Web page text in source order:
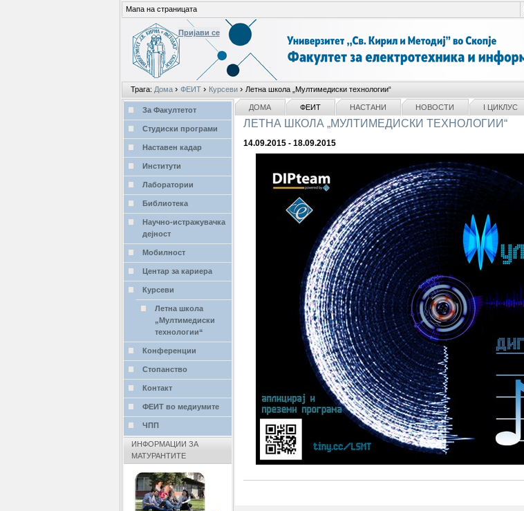
Лични
алати
Пријави се
Трага: Дома › ФЕИТ › Курсеви › Летна школа „Mултимедиски технологии“
Мапа на страницата
делови
ДОМА ФЕИТ НАСТАНИ НОВОСТИ I ЦИКЛУС
ЛЕТНА ШКОЛА „MУЛТИМЕДИСКИ ТЕХНОЛОГИИ“
14.09.2015 - 18.09.2015
NAVIGATION
За Факултетот
Студиски програми
Наставен кадар
Институти
Лаборатории
Библиотека
Научно-истражувачка
дејност
Мобилност
Центар за кариера
Курсеви
Летна школа
„Mултимедиски
технологии“
Конференции
Стопанство
Контакт
ФЕИТ во медиумите
ЧПП
ИНФОРМАЦИИ ЗА
МАТУРАНТИТЕ